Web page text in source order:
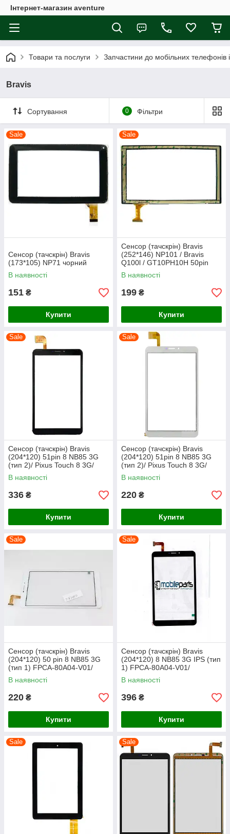
Інтернет-магазин aventure
Товари та послуги Запчастини до мобільних телефонів
Bravis
Сортування 0 Фільтри
Sale
Сенсор (тачскрін) Bravis
(173*105) NP71 чорний
В наявності
151 ₴
Купити
Sale
Сенсор (тачскрін) Bravis
(252*146) NP101 / Bravis
Q100l / GT10PH10H 50pin
чорний
В наявності
199 ₴
Купити
Sale
Сенсор (тачскрін) Bravis
(204*120) 51pin 8 NB85 3G
(тип 2)/ Pixus Touch 8 3G/
FPCA-80A15 чорний
В наявності
336 ₴
Купити
Sale
Сенсор (тачскрін) Bravis
(204*120) 51pin 8 NB85 3G
(тип 2)/ Pixus Touch 8 3G/
FPCA-80A15 білий
В наявності
220 ₴
Купити
Sale
Сенсор (тачскрін) Bravis
(204*120) 50 pin 8 NB85 3G
(тип 1) FPCA-80A04-V01/
CN069FPC-V0 білий
В наявності
220 ₴
Купити
Sale
Сенсор (тачскрін) Bravis
(204*120) 8 NB85 3G IPS (тип
1) FPCA-80A04-V01/
CN069FPC-V0 чорний
В наявності
396 ₴
Купити
Sale Sale